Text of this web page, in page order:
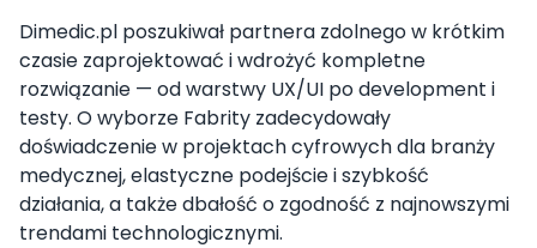
Dimedic.pl poszukiwał partnera zdolnego w krótkim
czasie zaprojektować i wdrożyć kompletne
rozwiązanie — od warstwy UX/UI po development i
testy. O wyborze Fabrity zadecydowały
doświadczenie w projektach cyfrowych dla branży
medycznej, elastyczne podejście i szybkość
działania, a także dbałość o zgodność z najnowszymi
trendami technologicznymi.